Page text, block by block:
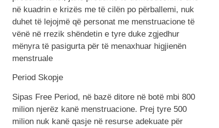
në kuadrin e krizës me të cilën po përballemi, nuk
duhet të lejojmë që personat me menstruacione të
vënë në rrezik shëndetin e tyre duke zgjedhur
mënyra të pasigurta për të menaxhuar higjienën
menstruale
Period Skopje
Sipas Free Period, në bazë ditore në botë mbi 800
milion njerëz kanë menstruacione. Prej tyre 500
milion nuk kanë qasje në resurse adekuate për